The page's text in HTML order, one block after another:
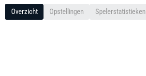
Overzicht Opstellingen Spelerstatistieken